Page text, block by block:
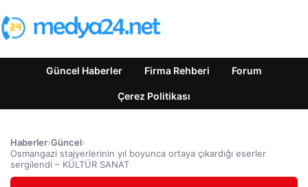
Güncel Haberler Firma Rehberi Forum
Çerez Politikası
Haberler›Güncel›
Osmangazi stajyerlerinin yıl boyunca ortaya çıkardığı eserler
sergilendi – KÜLTÜR SANAT